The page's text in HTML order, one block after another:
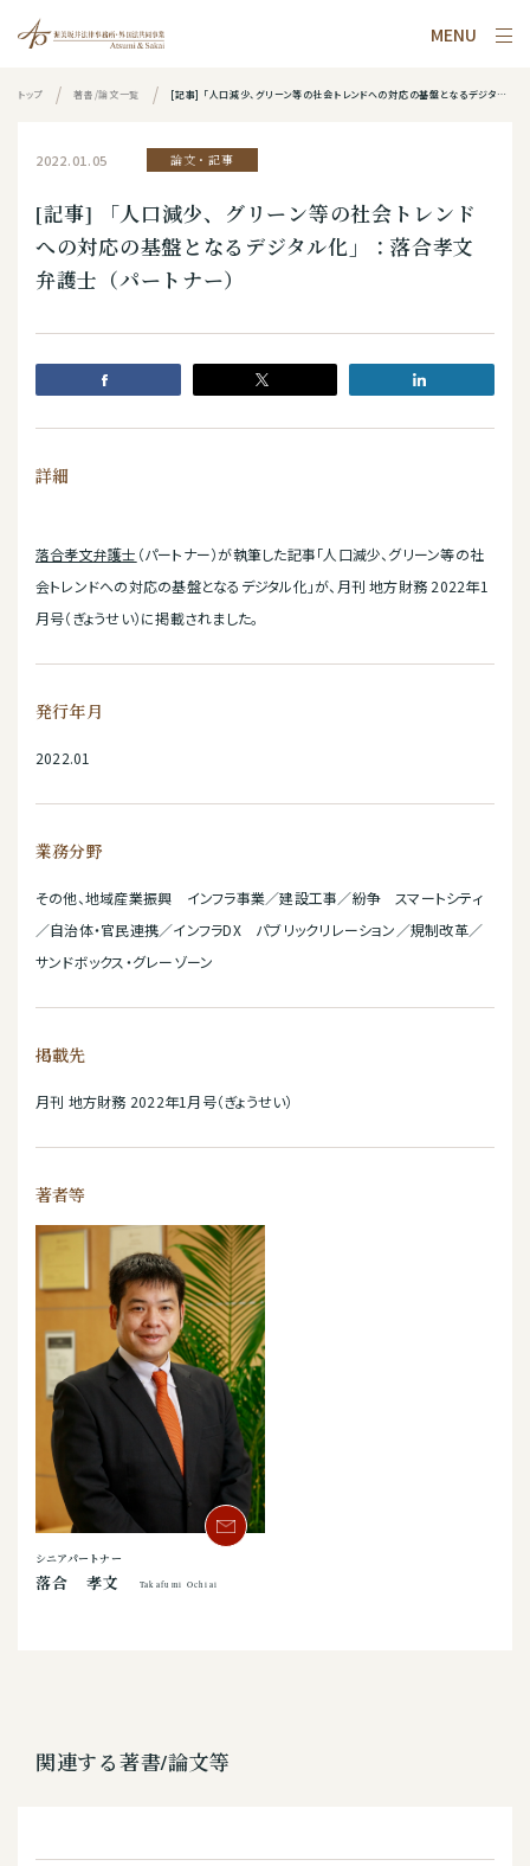
MENU
トップ 著書/論文一覧 [記事] 「人口減少、グリーン等の社会トレンドへの対応の基盤となるデジタル化」：落合孝文弁護士（パートナー）
2022.01.05 論文・記事
[記事] 「人口減少、グリーン等の社会トレンド
への対応の基盤となるデジタル化」：落合孝文
弁護士（パートナー）
詳細
落合孝文弁護士 （パートナー）が執筆した記事「人口減少、グリーン等の社
会トレンドへの対応の基盤となるデジタル化」が、月刊 地方財務 2022年1
月号（ぎょうせい）に掲載されました。
発行年月
2022.01
業務分野
その他、地域産業振興 インフラ事業／建設工事／紛争 スマートシティ
／自治体・官民連携／インフラDX パブリックリレーション／規制改革／
サンドボックス・グレーゾーン
掲載先
月刊 地方財務 2022年1月号（ぎょうせい）
著者等
シニアパートナー
落合 孝文 Takafumi Ochiai
関連する著書/論文等